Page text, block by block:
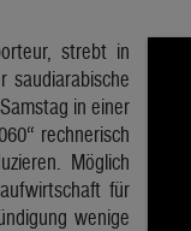
strebt in
in einer
rechnerisch
Möglich
für
wenige